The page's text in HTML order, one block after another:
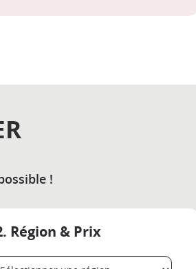
!
Région & Prix